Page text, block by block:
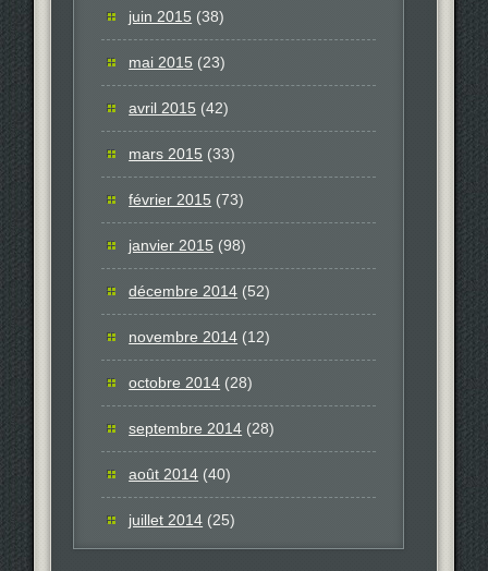
juin 2015 (38)
mai 2015 (23)
avril 2015 (42)
mars 2015 (33)
février 2015 (73)
janvier 2015 (98)
décembre 2014 (52)
novembre 2014 (12)
octobre 2014 (28)
septembre 2014 (28)
août 2014 (40)
juillet 2014 (25)